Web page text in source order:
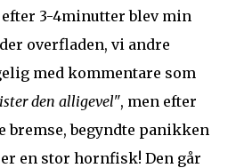
3-4minutter blev min
overfladen, vi andre
med kommentare som
den alligevel", men efter
bremse, begyndte panikken
en stor hornfisk! Den går